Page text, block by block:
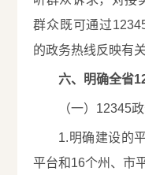
群众既可通过
的政务热线反映有关
六、明确全省
（一）12345
1.明确建设的
平台和16个州、市